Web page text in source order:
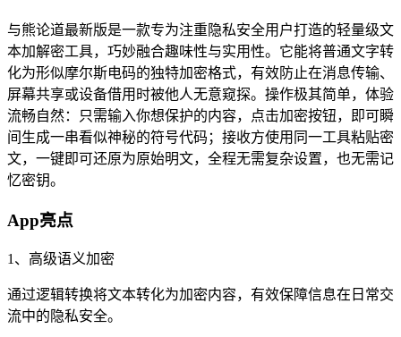
与熊论道最新版是一款专为注重隐私安全用户打造的轻量级文
本加解密工具，巧妙融合趣味性与实用性。它能将普通文字转
化为形似摩尔斯电码的独特加密格式，有效防止在消息传输、
屏幕共享或设备借用时被他人无意窥探。操作极其简单，体验
流畅自然：只需输入你想保护的内容，点击加密按钮，即可瞬
间生成一串看似神秘的符号代码；接收方使用同一工具粘贴密
文，一键即可还原为原始明文，全程无需复杂设置，也无需记
忆密钥。
App亮点
1、高级语义加密
通过逻辑转换将文本转化为加密内容，有效保障信息在日常交
流中的隐私安全。